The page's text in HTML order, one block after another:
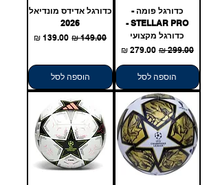
כדורגל פומה -
STELLAR PRO -
כדורגל מקצועי
מחיר רגיל‏299.00 ‏₪ מחיר מבצע‏279.00 ‏₪
הוספה לסל
כדורגל אדידס מונדיאל
2026
מחיר רגיל‏149.00 ‏₪ מחיר מבצע
הוספה לסל